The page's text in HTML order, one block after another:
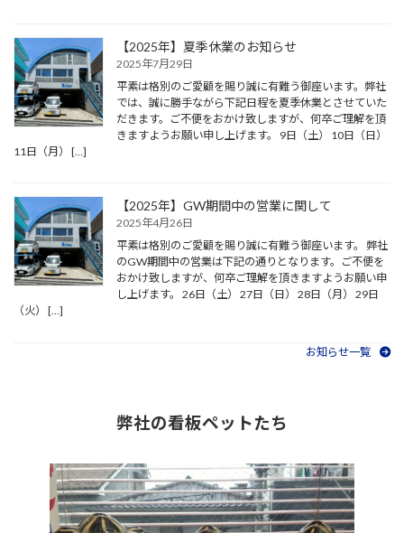
【2025年】夏季休業のお知らせ
2025年7月29日
平素は格別のご愛顧を賜り誠に有難う御座います。弊社
では、誠に勝手ながら下記日程を夏季休業とさせていた
だきます。ご不便をおかけ致しますが、何卒ご理解を頂
きますようお願い申し上げます。 9日（土） 10日（日）
11日（月） […]
【2025年】GW期間中の営業に関して
2025年4月26日
平素は格別のご愛顧を賜り誠に有難う御座います。 弊社
のGW期間中の営業は下記の通りとなります。ご不便を
おかけ致しますが、何卒ご理解を頂きますようお願い申
し上げます。 26日（土） 27日（日） 28日（月） 29日
（火） […]
お知らせ一覧
弊社の看板ペットたち